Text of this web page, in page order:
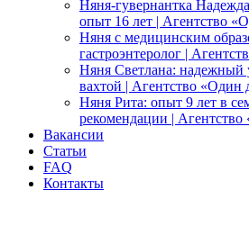
Няня-гувернантка
опыт 16 лет | Агентство
Няня с медицинским
гастроэнтеролог |
Няня Светлана: надежный
вахтой | Агентство «Один
Няня Рита: опыт 9 лет в
рекомендации |
Вакансии
Статьи
FAQ
Контакты